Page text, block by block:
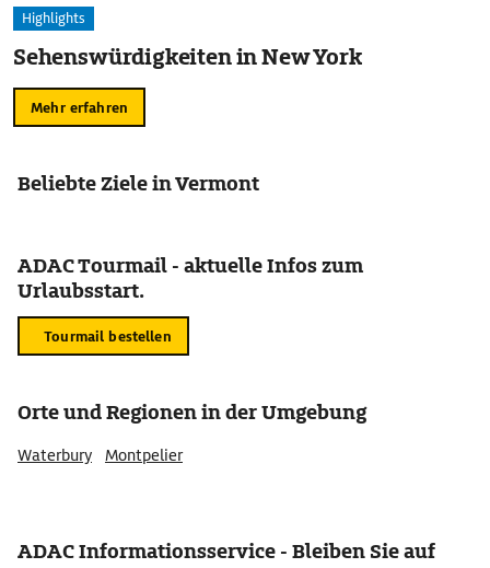
Highlights
Sehenswürdigkeiten in New York
Mehr erfahren
Beliebte Ziele in Vermont
ADAC Tourmail - aktuelle Infos zum
Urlaubsstart.
Tourmail bestellen
Orte und Regionen in der Umgebung
Waterbury Montpelier
ADAC Informationsservice - Bleiben Sie auf